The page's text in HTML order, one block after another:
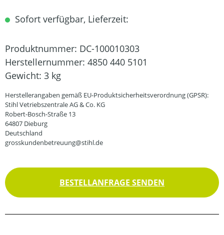
Sofort verfügbar, Lieferzeit:
Produktnummer: DC-100010303
Herstellernummer: 4850 440 5101
Gewicht: 3 kg
Herstellerangaben gemäß EU-Produktsicherheitsverordnung (GPSR):
Stihl Vetriebszentrale AG & Co. KG
Robert-Bosch-Straße 13
64807 Dieburg
Deutschland
grosskundenbetreuung@stihl.de
BESTELLANFRAGE SENDEN